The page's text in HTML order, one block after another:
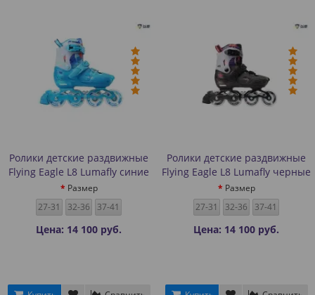
Ролики детские раздвижные
Flying Eagle L8 Lumafly синие
Размер
27-31
32-36 37-41
Цена: 14 100 руб.
Ролики детские раздвижные
Flying Eagle L8 Lumafly черные
Размер
27-31
32-36 37-41
Цена: 14 100 руб.